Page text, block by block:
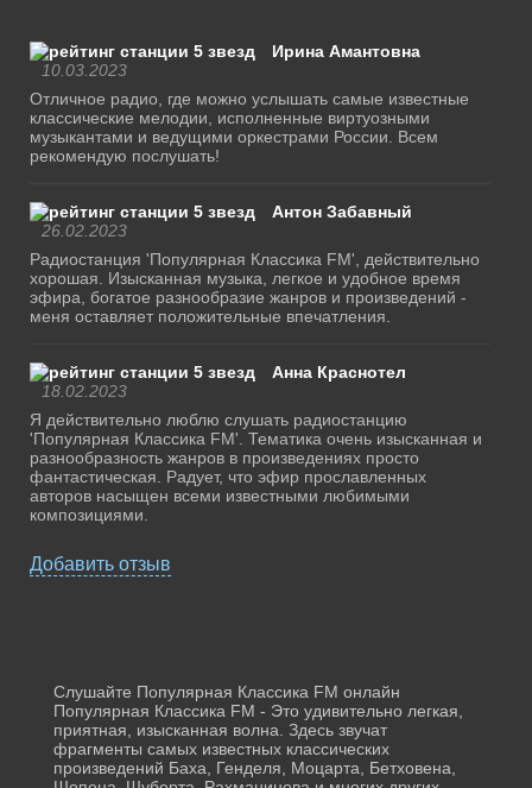
Ирина Амантовна
10.03.2023
Отличное радио, где можно услышать самые известные
классические мелодии, исполненные виртуозными
музыкантами и ведущими оркестрами России. Всем
рекомендую послушать!
Антон Забавный
26.02.2023
Радиостанция 'Популярная Классика FM', действительно
хорошая. Изысканная музыка, легкое и удобное время
эфира, богатое разнообразие жанров и произведений -
меня оставляет положительные впечатления.
Анна Краснотел
18.02.2023
Я действительно люблю слушать радиостанцию
'Популярная Классика FM'. Тематика очень изысканная и
разнообразность жанров в произведениях просто
фантастическая. Радует, что эфир прославленных
авторов насыщен всеми известными любимыми
композициями.
Добавить отзыв
Слушайте Популярная Классика FM онлайн
Популярная Классика FM - Это удивительно легкая,
приятная, изысканная волна. Здесь звучат
фрагменты самых известных классических
произведений Баха, Генделя, Моцарта, Бетховена,